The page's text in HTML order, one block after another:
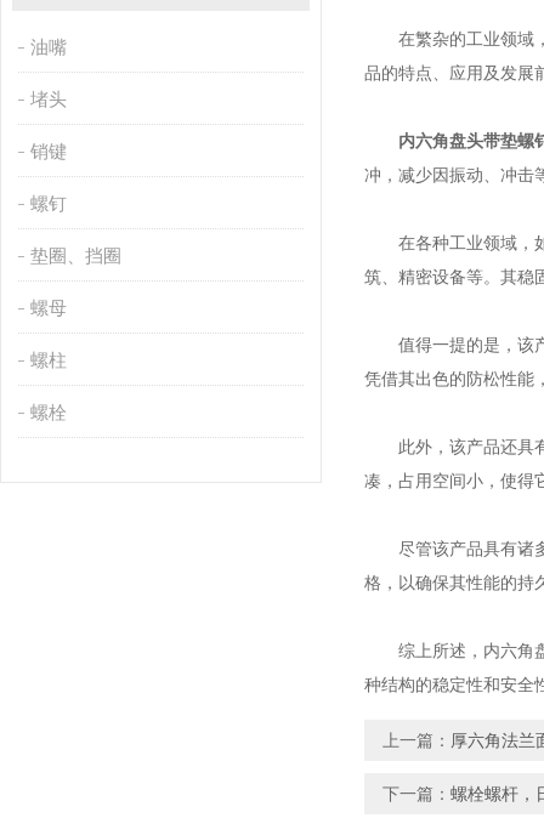
油嘴
堵头
销键
螺钉
垫圈、挡圈
螺母
螺柱
螺栓
在繁杂的工业领域，
品的特点、应用及发展
内六角盘头带垫螺
冲，减少因振动、冲击
在各种工业领域，如
筑、精密设备等。其稳
值得一提的是，该产
凭借其出色的防松性能
此外，该产品还具有
凑，占用空间小，使得
尽管该产品具有诸多
格，以确保其性能的持
综上所述，内六角盘
种结构的稳定性和安全
上一篇： 厚六角法兰
下一篇： 螺栓螺杆，